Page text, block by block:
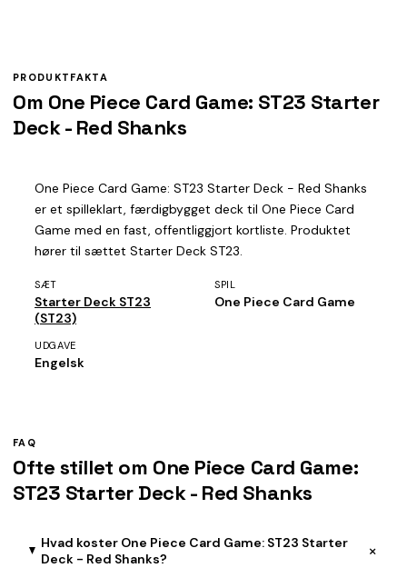
PRODUKTFAKTA
Om One Piece Card Game: ST23 Starter
Deck - Red Shanks
One Piece Card Game: ST23 Starter Deck - Red Shanks
er et spilleklart, færdigbygget deck til One Piece Card
Game med en fast, offentliggjort kortliste. Produktet
hører til sættet Starter Deck ST23.
SÆT
Starter Deck ST23
(ST23)
SPIL
One Piece Card Game
UDGAVE
Engelsk
FAQ
Ofte stillet om One Piece Card Game:
ST23 Starter Deck - Red Shanks
Hvad koster One Piece Card Game: ST23 Starter
Deck - Red Shanks?
+